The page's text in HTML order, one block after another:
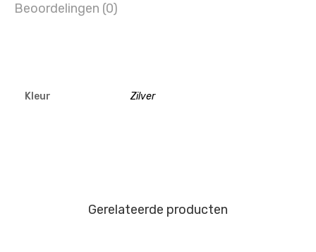
Beoordelingen (0)
Kleur Zilver
Gerelateerde producten